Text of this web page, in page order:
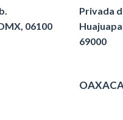
06100
Privada
69000